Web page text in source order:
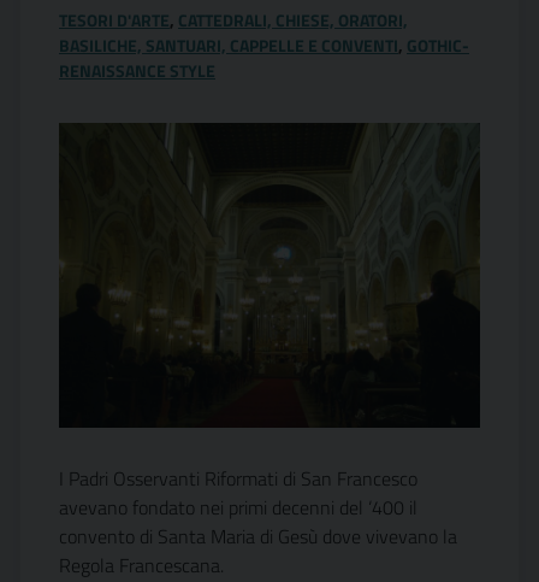
TESORI D'ARTE, CATTEDRALI, CHIESE, ORATORI,
BASILICHE, SANTUARI, CAPPELLE E CONVENTI, GOTHIC-
RENAISSANCE STYLE
I Padri Osservanti Riformati di San Francesco
avevano fondato nei primi decenni del ‘400 il
convento di Santa Maria di Gesù dove vivevano la
Regola Francescana.